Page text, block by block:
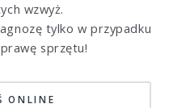
wzwyż.
tylko w przypadku
sprzętu!
ONLINE